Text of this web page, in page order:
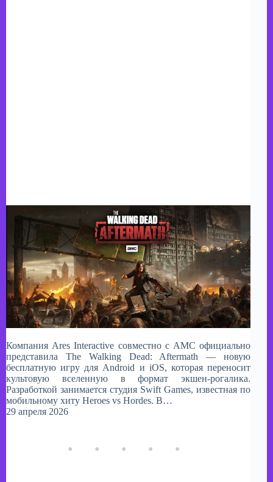
Компания Ares Interactive совместно с AMC официально
представила The Walking Dead: Aftermath — новую
бесплатную игру для Android и iOS, которая переносит
культовую вселенную в формат экшен-рогалика.
Разработкой занимается студия Swift Games, известная по
мобильному хиту Heroes vs Hordes. В…
29 апреля 2026